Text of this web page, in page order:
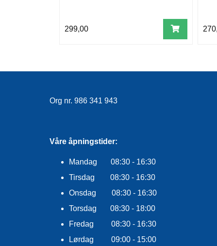
299,00
Org nr. 986 341 943
Våre åpningstider:
Mandag 08:30 - 16:30
Tirsdag 08:30 - 16:30
Onsdag 08:30 - 16:30
Torsdag 08:30 - 18:00
Fredag 08:30 - 16:30
Lørdag 09:00 - 15:00